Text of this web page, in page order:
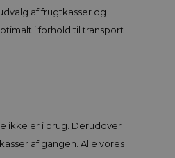
af frugtkasser og
i forhold til transport
ikke er i brug. Derudover
af gangen. Alle vores